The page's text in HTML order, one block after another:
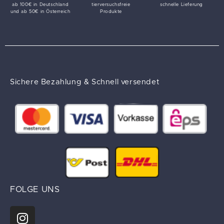
ab 100€ in Deutschland
und ab 50€ in Österreich
tierversuchsfreie
Produkte
schnelle Lieferung
Sichere Bezahlung & Schnell versendet
FOLGE UNS